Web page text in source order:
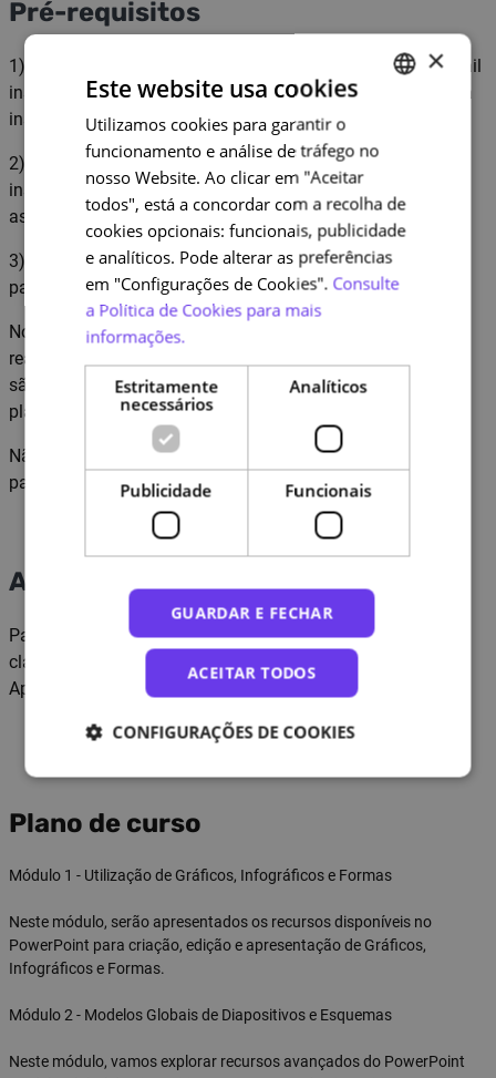
Pré-requisitos
1) Recomenda-se aos/às trabalhadores/as da AP com email
institucional que o associem à conta NAU, sendo possível a
inscrição independente do email associado.
2) É obrigatório registar o NIF na conta NAU para efetuar a
inscrição, manualmente nos detalhes da conta ou
associando o Cartão do Cidadão.
3) É obrigatório associar o Cartão do Cidadão à conta NAU
para emissão do certificado.
Notas: A associação do Cartão do Cidadão à conta NAU é
realizada através da Chave Móvel Digital, cujas instruções
são divulgadas quer na introdução do curso quer nesta
plataforma, em Informações Úteis.
Não são exigidos pré-requisitos de conhecimentos técnicos
para frequentar este curso.
Avaliação e certificação
Para obter a certificação, o formando deve atingir uma
classificação mínima de 50% na Verificação de
Aprendizagem do curso.
Plano de curso
Módulo 1 - Utilização de Gráficos, Infográficos e Formas
Neste módulo, serão apresentados os recursos disponíveis no
PowerPoint para criação, edição e apresentação de Gráficos,
Infográficos e Formas.
Módulo 2 - Modelos Globais de Diapositivos e Esquemas
Neste módulo, vamos explorar recursos avançados do PowerPoint
ENGLISH
×
Este website usa cookies
Utilizamos cookies para garantir o
funcionamento e análise de tráfego no
nosso Website. Ao clicar em "Aceitar
todos", está a concordar com a recolha de
cookies opcionais: funcionais, publicidade
e analíticos. Pode alterar as preferências
em "Configurações de Cookies". Consulte
a Política de Cookies para mais
informações.
Estritamente
necessários
Analíticos
Publicidade Funcionais
GUARDAR E FECHAR
ACEITAR TODOS
CONFIGURAÇÕES DE COOKIES